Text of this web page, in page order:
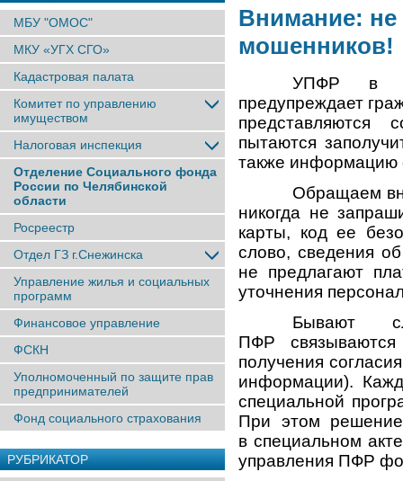
МБУ "ОМОС"
МКУ «УГХ СГО»
Кадастровая палата
Комитет по управлению
имуществом
Налоговая инспекция
Отделение Социального фонда
России по Челябинской
области
Росреестр
Отдел ГЗ г.Снежинска
Управление жилья и социальных
программ
Финансовое управление
ФСКН
Уполномоченный по защите прав
предпринимателей
Фонд социального страхования
РУБРИКАТОР
Внимание: не
мошенников!
УПФР в
предупреждает
представляются
пытаются
также информацию
Обращаем
никогда не
карты, код ее
слово, сведения
не предлагают
уточнения
Бывают
ПФР
получения
информации).
специальной
При этом
в специальном
управления ПФР